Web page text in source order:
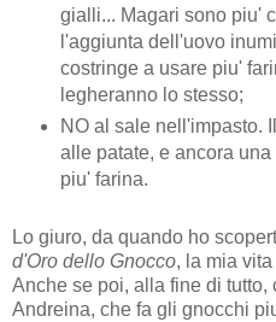
gialli... Magari sono piu'
l'aggiunta dell'uovo
costringe a usare piu'
legheranno lo stesso;
NO al sale nell'impasto.
alle patate, e ancora
piu' farina.
Lo giuro, da quando ho
d'Oro dello Gnocco, la mia
Anche se poi, alla fine di
Andreina, che fa gli gnocchi